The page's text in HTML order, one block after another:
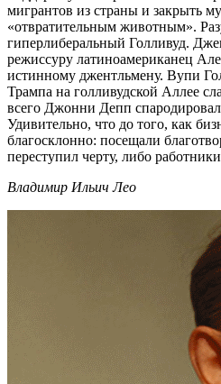
мигрантов из страны и закрыть
«отвратительным животным».
гиперлиберальный Голливуд.
режиссуру латиноамериканец
истинному джентльмену. Вупи
Трампа на голливудской Аллее
всего Джонни Депп
Удивительно, что до того, как
благосклонно: посещали
переступил черту, либо
Владимир Ильич Лео